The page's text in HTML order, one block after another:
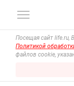
Посещая сайт life.ru,
Политикой
файлов cookie,